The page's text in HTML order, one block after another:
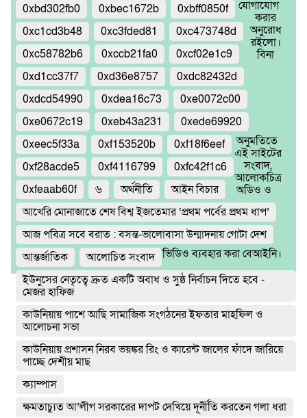
0xbd302fb0 0xbec1672b
0xbff0850f
0xc1cd3b48
0xc3fded81
0xc473748d
0xc58782b6
0xccb21fa0
0xcf02e1c9
0xd1cc37f7
0xd36e8757
0xdc82432d
0xdcd54990
0xdea16c73
0xe0072c00
0xe0672c19
0xeb43a231
0xede69920
0xeec5f33a
0xf153520b
0xf18f6eef
0xf28acde5
0xf4116799
0xfc42f1c6
0xfeaab60f
৬ অর্থনীতি
আইন বিচার
আখেরি মোনাজাতে শেষ বিশ্ব ইজতেমার ‘প্রথম পর্বের প্রথম ধাপ’
আজ পবিত্র সবে বরাত : বসন্ত-ভালোবাসা উন্মাদনায় গোটা দেশ
আন্তর্জাতিক
আলোচিত সংবাদ
ইউনুসের নেতৃত্বে দ্রুত একটি অবাধ ও সুষ্ঠ নির্বাচন দিতে হবে -
মেজর হাফিজ
কাউনিয়ায় পাশে আছি সামাজিক সংগঠনের ইফতার মাহফিল ও
আলোচনা সভা
কাউনিয়ায় প্রশাসন নিরব ভয়ঙ্কর রিং ও কারেন্ট জালের ফাঁদে জারিয়ে
পাচ্ছে দেশীয় মাছ
ক্যাম্পাস
ক্ষমতাচ্যুত আ’লীগ সরকারের দাপট দেখিয়ে দূর্নীতি করতেন গলা ধরা
যোগাযোগ
করার
অনুরোধ
রইলো।
বিনা
অনুমতিতে
এই সাইটের
সংবাদ,
আলোকচিত্র
অডিও ও
ভিডিও ব্যবহার করা বেআইনি।